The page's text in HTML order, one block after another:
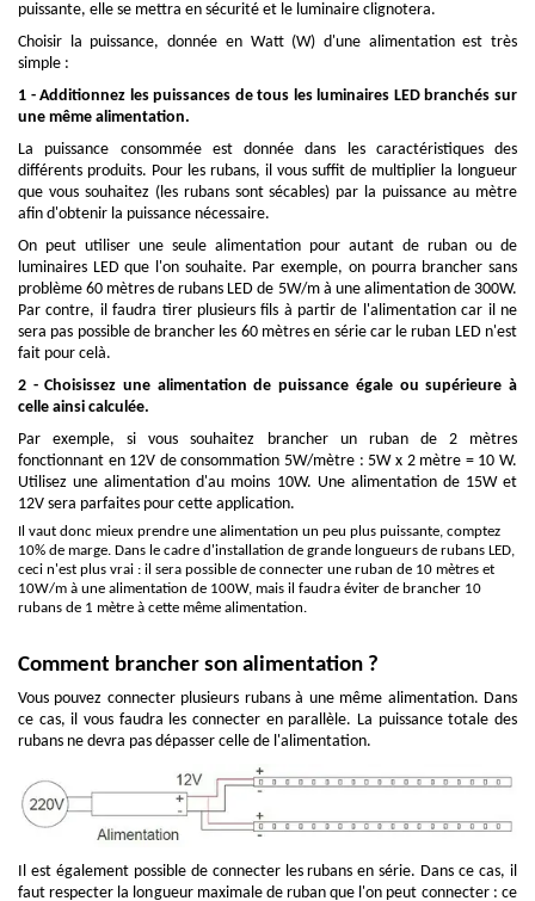
puissante, elle se mettra en sécurité et le luminaire clignotera.
Choisir la puissance, donnée en Watt (W) d'une alimentation est très
simple :
1 - Additionnez les puissances de tous les luminaires LED branchés sur
une même alimentation.
La puissance consommée est donnée dans les caractéristiques des
différents produits. Pour les rubans, il vous suffit de multiplier la longueur
que vous souhaitez (les rubans sont sécables) par la puissance au mètre
afin d'obtenir la puissance nécessaire.
On peut utiliser une seule alimentation pour autant de ruban ou de
luminaires LED que l'on souhaite. Par exemple, on pourra brancher sans
problème 60 mètres de rubans LED de 5W/m à une alimentation de 300W.
Par contre, il faudra tirer plusieurs fils à partir de l'alimentation car il ne
sera pas possible de brancher les 60 mètres en série car le ruban LED n'est
fait pour celà.
2 - Choisissez une alimentation de puissance égale ou supérieure à
celle ainsi calculée.
Par exemple, si vous souhaitez brancher un ruban de 2 mètres
fonctionnant en 12V de consommation 5W/mètre : 5W x 2 mètre = 10 W.
Utilisez une alimentation d'au moins 10W. Une alimentation de 15W et
12V sera parfaites pour cette application.
Il vaut donc mieux prendre une alimentation un peu plus puissante, comptez
10% de marge. Dans le cadre d'installation de grande longueurs de rubans LED,
ceci n'est plus vrai : il sera possible de connecter une ruban de 10 mètres et
10W/m à une alimentation de 100W, mais il faudra éviter de brancher 10
rubans de 1 mètre à cette même alimentation.
Comment brancher son alimentation ?
Vous pouvez connecter plusieurs rubans à une même alimentation. Dans
ce cas, il vous faudra les connecter en parallèle. La puissance totale des
rubans ne devra pas dépasser celle de l'alimentation.
Il est également possible de connecter les rubans en série. Dans ce cas, il
faut respecter la longueur maximale de ruban que l'on peut connecter : ce